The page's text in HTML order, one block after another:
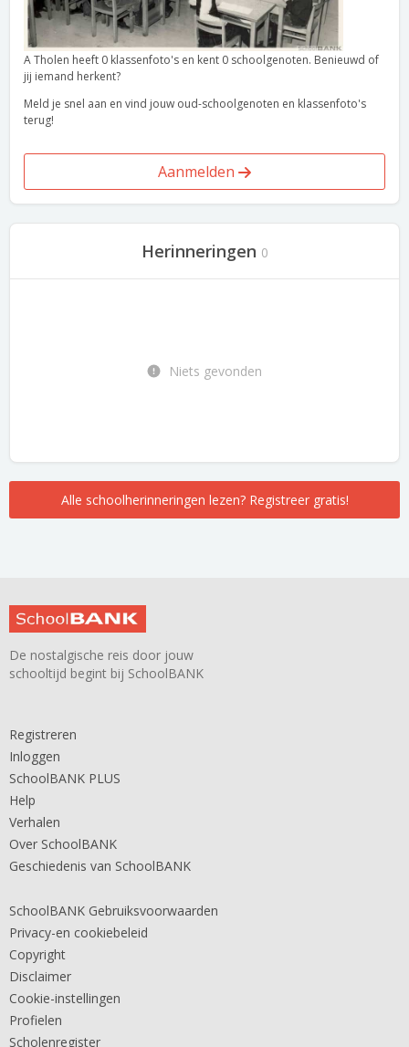
A Tholen heeft 0 klassenfoto's en kent 0 schoolgenoten. Benieuwd of
jij iemand herkent?
Meld je snel aan en vind jouw oud-schoolgenoten en klassenfoto's
terug!
Aanmelden
Herinneringen 0
Niets gevonden
Alle schoolherinneringen lezen? Registreer gratis!
De nostalgische reis door jouw
schooltijd begint bij SchoolBANK
Registreren
Inloggen
SchoolBANK PLUS
Help
Verhalen
Over SchoolBANK
Geschiedenis van SchoolBANK
SchoolBANK Gebruiksvoorwaarden
Privacy-en cookiebeleid
Copyright
Disclaimer
Cookie-instellingen
Profielen
Scholenregister